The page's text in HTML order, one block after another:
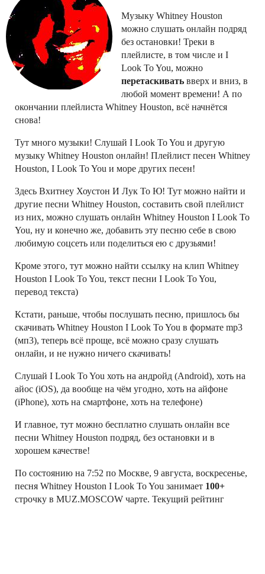
Музыку Whitney Houston
можно слушать онлайн подряд
без остановки! Треки в
плейлисте, в том числе и I
Look To You, можно
перетаскивать вверх и вниз, в
любой момент времени! А по
окончании плейлиста Whitney Houston, всё начнётся
снова!
Тут много музыки! Слушай I Look To You и другую
музыку Whitney Houston онлайн! Плейлист песен Whitney
Houston, I Look To You и море других песен!
Здесь Вхитнеу Хоустон И Лук То Ю! Тут можно найти и
другие песни Whitney Houston, составить свой плейлист
из них, можно слушать онлайн Whitney Houston I Look To
You, ну и конечно же, добавить эту песню себе в свою
любимую соцсеть или поделиться ею с друзьями!
Кроме этого, тут можно найти ссылку на клип Whitney
Houston I Look To You, текст песни I Look To You,
перевод текста)
Кстати, раньше, чтобы послушать песню, пришлось бы
скачивать Whitney Houston I Look To You в формате mp3
(мп3), теперь всё проще, всё можно сразу слушать
онлайн, и не нужно ничего скачивать!
Слушай I Look To You хоть на андройд (Android), хоть на
айос (iOS), да вообще на чём угодно, хоть на айфоне
(iPhone), хоть на смартфоне, хоть на телефоне)
И главное, тут можно бесплатно слушать онлайн все
песни Whitney Houston подряд, без остановки и в
хорошем качестве!
По состоянию на 7:52 по Москве, 9 августа, воскресенье,
песня Whitney Houston I Look To You занимает 100+
строчку в MUZ.MOSCOW чарте. Текущий рейтинг